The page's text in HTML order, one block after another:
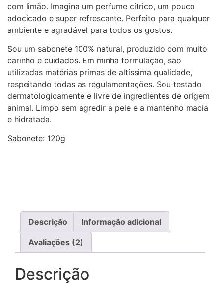
com limão. Imagina um perfume cítrico, um pouco
adocicado e super refrescante. Perfeito para qualquer
ambiente e agradável para todos os gostos.
Sou um sabonete 100% natural, produzido com muito
carinho e cuidados. Em minha formulação, são
utilizadas matérias primas de altíssima qualidade,
respeitando todas as regulamentações. Sou testado
dermatologicamente e livre de ingredientes de origem
animal. Limpo sem agredir a pele e a mantenho macia
e hidratada.
Sabonete: 120g
Descrição Informação adicional
Avaliações (2)
Descrição